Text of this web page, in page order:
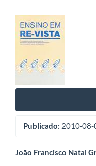
Barra
lateral
de
artigos
Publicado: 2010-08-
Conteúdo
João Francisco Natal